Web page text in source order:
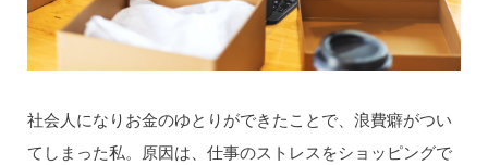
社会人になりお金のゆとりができたことで、浪費癖がつい
てしまった私。原因は、仕事のストレスをショッピングで